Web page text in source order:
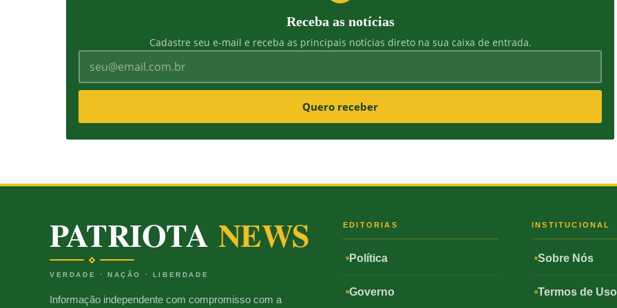
Receba as notícias
Cadastre seu e-mail e receba as principais notícias direto na sua caixa de entrada.
Quero receber
PATRIOTA NEWS
VERDADE · NAÇÃO · LIBERDADE
Informação independente com compromisso com a
EDITORIAS
Política
Governo
INSTITUCIONAL
Sobre Nós
Termos de Uso